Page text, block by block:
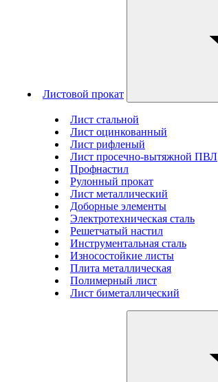
Листовой прокат
Лист стальной
Лист оцинкованный
Лист рифленый
Лист просечно-вытяжной ПВЛ
Профнастил
Рулонный прокат
Лист металлический
Доборные элементы
Электротехническая сталь
Решетчатый настил
Инструментальная сталь
Износостойкие листы
Плита металлическая
Полимерный лист
Лист биметаллический